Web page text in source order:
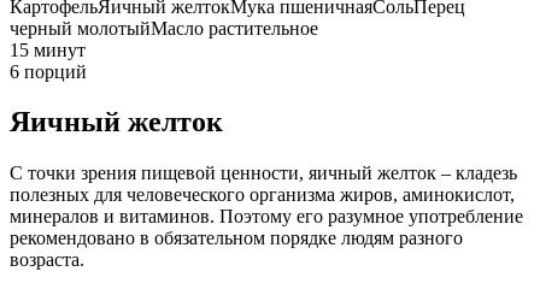
КартофельЯичный желтокМука пшеничнаяСольПерец
черный молотыйМасло растительное
15 минут
6 порций
Яичный желток
С точки зрения пищевой ценности, яичный желток – кладезь
полезных для человеческого организма жиров, аминокислот,
минералов и витаминов. Поэтому его разумное употребление
рекомендовано в обязательном порядке людям разного
возраста.